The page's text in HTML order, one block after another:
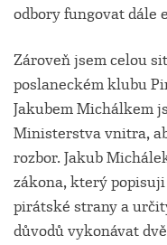
odbory fungovat dále
Zároveň jsem celou
poslaneckém klubu
Jakubem Michálkem
Ministerstva vnitra,
rozbor. Jakub
zákona, který
pirátské strany a
důvodů vykonávat